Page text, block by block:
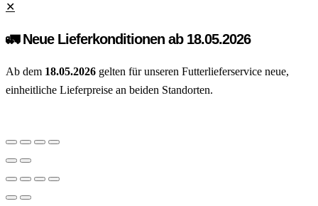
✕
🚛 Neue Lieferkonditionen ab 18.05.2026
Ab dem 18.05.2026 gelten für unseren Futterlieferservice neue,
einheitliche Lieferpreise an beiden Standorten.